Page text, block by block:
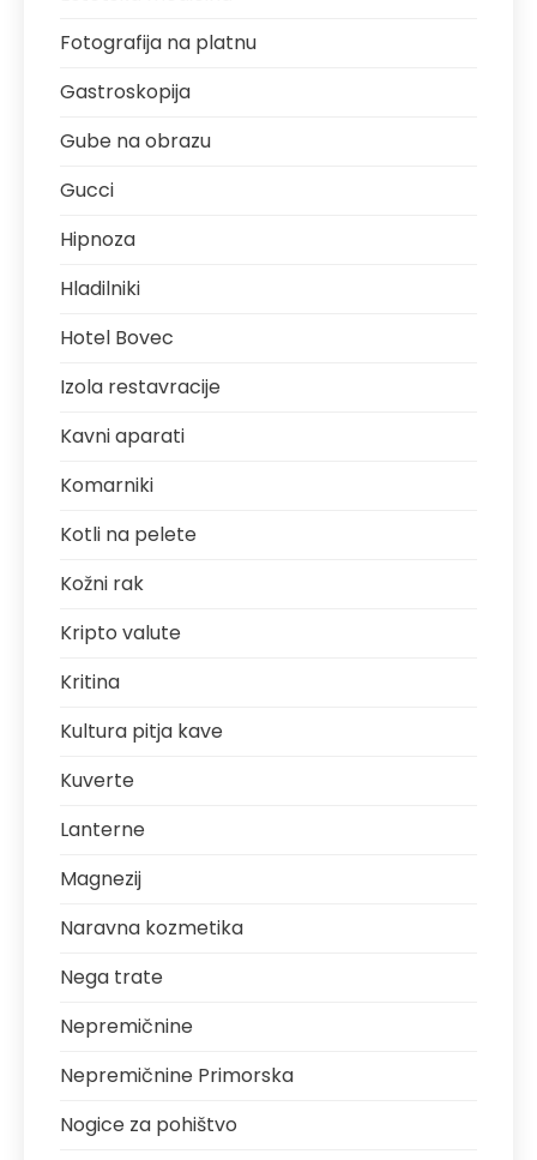
Fotografija na platnu
Gastroskopija
Gube na obrazu
Gucci
Hipnoza
Hladilniki
Hotel Bovec
Izola restavracije
Kavni aparati
Komarniki
Kotli na pelete
Kožni rak
Kripto valute
Kritina
Kultura pitja kave
Kuverte
Lanterne
Magnezij
Naravna kozmetika
Nega trate
Nepremičnine
Nepremičnine Primorska
Nogice za pohištvo